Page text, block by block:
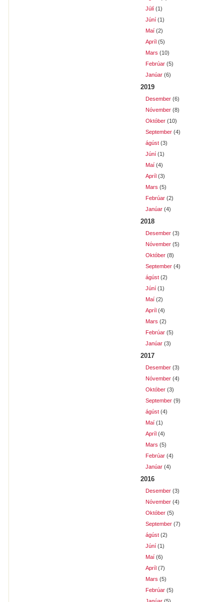
Júlí (1)
Júní (1)
Maí (2)
Apríl (5)
Mars (10)
Febrúar (5)
Janúar (6)
2019
Desember (6)
Nóvember (8)
Október (10)
September (4)
ágúst (3)
Júní (1)
Maí (4)
Apríl (3)
Mars (5)
Febrúar (2)
Janúar (4)
2018
Desember (3)
Nóvember (5)
Október (8)
September (4)
ágúst (2)
Júní (1)
Maí (2)
Apríl (4)
Mars (2)
Febrúar (5)
Janúar (3)
2017
Desember (3)
Nóvember (4)
Október (3)
September (9)
ágúst (4)
Maí (1)
Apríl (4)
Mars (5)
Febrúar (4)
Janúar (4)
2016
Desember (3)
Nóvember (4)
Október (5)
September (7)
ágúst (2)
Júní (1)
Maí (6)
Apríl (7)
Mars (5)
Febrúar (5)